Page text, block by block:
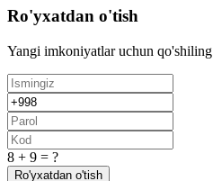
Ro'yxatdan o'tish
Yangi imkoniyatlar uchun qo'shiling
8 + 9 = ?
Ro'yxatdan o'tish